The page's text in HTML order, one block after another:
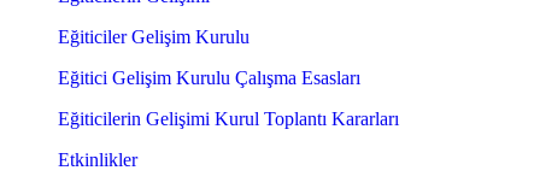
Eğiticiler Gelişim Kurulu
Eğitici Gelişim Kurulu Çalışma Esasları
Eğiticilerin Gelişimi Kurul Toplantı Kararları
Etkinlikler